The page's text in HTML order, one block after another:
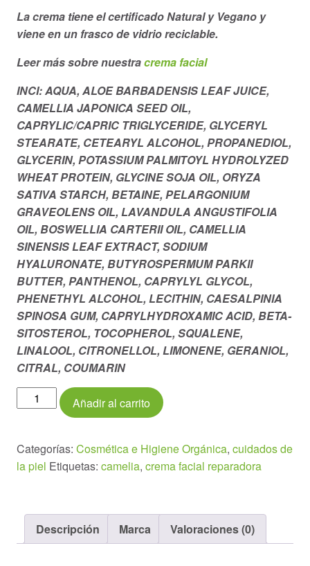
La crema tiene el certificado Natural y Vegano y
viene en un frasco de vidrio reciclable.
Leer más sobre nuestracrema facial
INCI: AQUA, ALOE BARBADENSIS LEAF JUICE,
CAMELLIA JAPONICA SEED OIL,
CAPRYLIC/CAPRIC TRIGLYCERIDE, GLYCERYL
STEARATE, CETEARYL ALCOHOL, PROPANEDIOL,
GLYCERIN, POTASSIUM PALMITOYL HYDROLYZED
WHEAT PROTEIN, GLYCINE SOJA OIL, ORYZA
SATIVA STARCH, BETAINE, PELARGONIUM
GRAVEOLENS OIL, LAVANDULA ANGUSTIFOLIA
OIL, BOSWELLIA CARTERII OIL, CAMELLIA
SINENSIS LEAF EXTRACT, SODIUM
HYALURONATE, BUTYROSPERMUM PARKII
BUTTER, PANTHENOL, CAPRYLYL GLYCOL,
PHENETHYL ALCOHOL, LECITHIN, CAESALPINIA
SPINOSA GUM, CAPRYLHYDROXAMIC ACID, BETA-
SITOSTEROL, TOCOPHEROL, SQUALENE,
LINALOOL, CITRONELLOL, LIMONENE, GERANIOL,
CITRAL, COUMARIN
Crema
facial
Aceite
de
cantidad
Añadir al carrito
Categorías: Cosmética e Higiene Orgánica, cuidados de
la piel Etiquetas: camelia, crema facial reparadora
Descripción Marca Valoraciones (0)